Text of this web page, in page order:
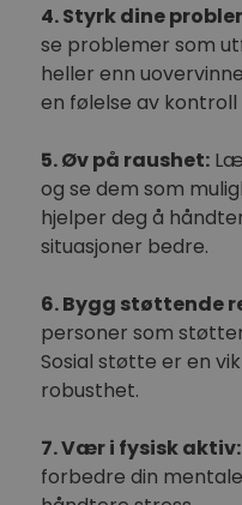
4. Styrk dine
se problemer som
heller enn
en følelse av kontroll
5. Øv på raushet:
og se dem som
hjelper deg å
situasjoner bedre.
6. Bygg støttende
personer som
Sosial støtte er en
robusthet.
7. Vær i fysisk aktiv:
forbedre din